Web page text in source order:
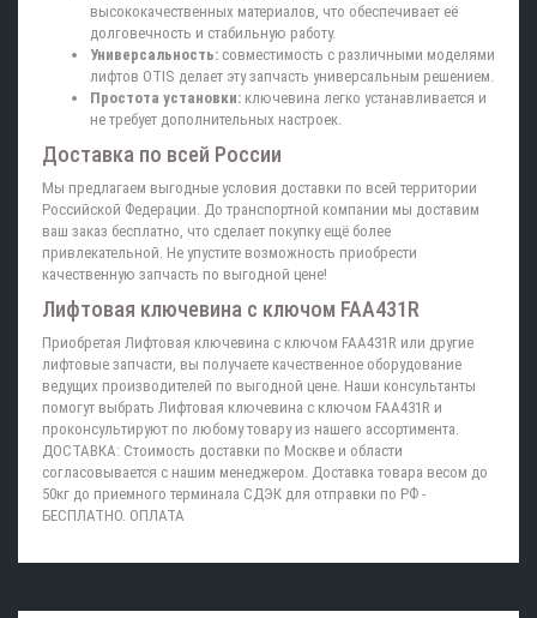
высококачественных материалов, что обеспечивает её
долговечность и стабильную работу.
Универсальность: совместимость с различными моделями
лифтов OTIS делает эту запчасть универсальным решением.
Простота установки: ключевина легко устанавливается и
не требует дополнительных настроек.
Доставка по всей России
Мы предлагаем выгодные условия доставки по всей территории
Российской Федерации. До транспортной компании мы доставим
ваш заказ бесплатно, что сделает покупку ещё более
привлекательной. Не упустите возможность приобрести
качественную запчасть по выгодной цене!
Лифтовая ключевина с ключом FAA431R
Приобретая Лифтовая ключевина с ключом FAA431R или другие
лифтовые запчасти, вы получаете качественное оборудование
ведущих производителей по выгодной цене. Наши консультанты
помогут выбрать Лифтовая ключевина с ключом FAA431R и
проконсультируют по любому товару из нашего ассортимента.
ДОСТАВКА: Стоимость доставки по Москве и области
согласовывается с нашим менеджером. Доставка товара весом до
50кг до приемного терминала СДЭК для отправки по РФ -
БЕСПЛАТНО. ОПЛАТА